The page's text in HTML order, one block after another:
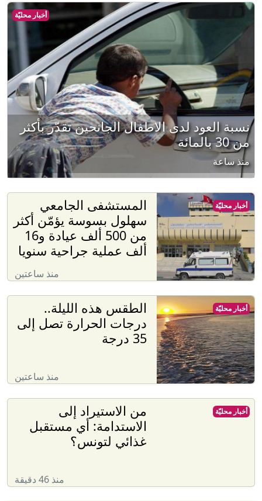
أخبار محليّة
نسبة العود لدى الاطفال الجانحين تقدّر بأكثر
من 30 بالمائة
منذ ساعة
المستشفى الجامعي
سهلول بسوسة يؤمّن أكثر
من 500 ألف عيادة و16
ألف عملية جراحية سنويا
منذ ساعتين
أخبار محليّة
الطقس هذه الليلة..
درجات الحرارة تصل إلى
35 درجة
منذ ساعتين
أخبار محليّة
من الاستيراد إلى
الاستدامة: أي مستقبل
غذائي لتونس؟
منذ 46 دقيقة
أخبار محليّة